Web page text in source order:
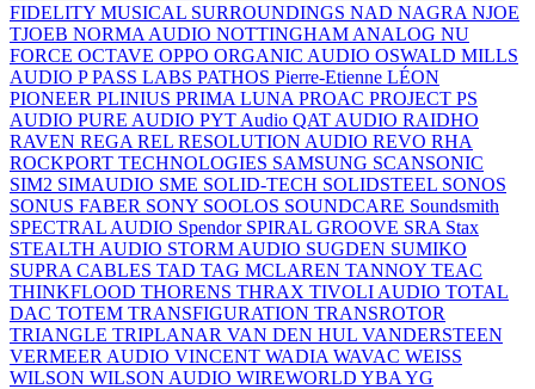
FIDELITY MUSICAL SURROUNDINGS NAD NAGRA NJOE
TJOEB NORMA AUDIO NOTTINGHAM ANALOG NU
FORCE OCTAVE OPPO ORGANIC AUDIO OSWALD MILLS
AUDIO PPASS LABS PATHOS Pierre-Etienne LÉON
PIONEER PLINIUS PRIMA LUNA PROAC PROJECT PS
AUDIO PURE AUDIO PYT Audio QAT AUDIO RAIDHO
RAVEN REGA REL RESOLUTION AUDIO REVO RHA
ROCKPORT TECHNOLOGIES SAMSUNG SCANSONIC
SIM2 SIMAUDIO SME SOLID-TECH SOLIDSTEEL SONOS
SONUS FABER SONY SOOLOS SOUNDCARE Soundsmith
SPECTRAL AUDIO Spendor SPIRAL GROOVE SRA Stax
STEALTH AUDIO STORM AUDIO SUGDEN SUMIKO
SUPRA CABLES TAD TAG MCLAREN TANNOY TEAC
THINKFLOOD THORENS THRAX TIVOLI AUDIO TOTAL
DAC TOTEM TRANSFIGURATION TRANSROTOR
TRIANGLE TRIPLANAR VAN DEN HUL VANDERSTEEN
VERMEER AUDIO VINCENT WADIA WAVAC WEISS
WILSON WILSON AUDIO WIREWORLD YBA YG